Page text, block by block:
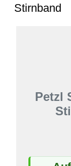
Stirnband
Petzl